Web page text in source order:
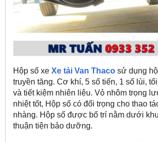
Hộp số xe Xe tải Van Thaco sử dụng
truyền tăng. Cơ khí, 5 số tiến, 1 số lùi,
và tiết kiệm nhiên liệu. Vỏ nhôm trọng
nhiệt tốt, Hộp số có đối trọng cho thao
nhàng. Hộp số được bố trí nằm dưới
thuận tiện bảo dưỡng.